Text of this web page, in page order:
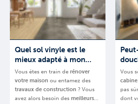
Quel sol vinyle est le
mieux adapté à mon
projet ?
Vous êtes en train de rénover
votre maison ou entamez des
travaux de construction ? Vous
avez alors besoin des meilleurs
Vous
pas
dont